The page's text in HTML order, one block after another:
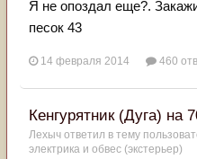
Я не опоздал еще?.
песок 43
14 февраля 2014 460
Кенгурятник (Дуга) на
Лехыч ответил в тему
электрика и обвес (экстерьер)